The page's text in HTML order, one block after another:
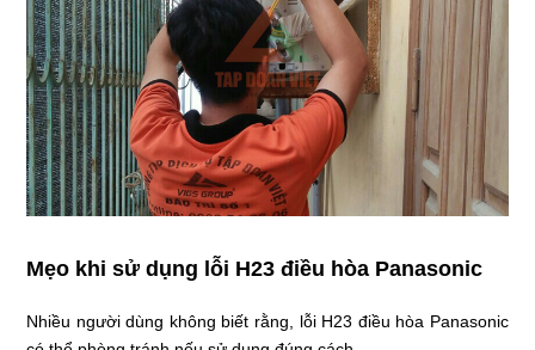
Mẹo khi sử dụng lỗi H23 điều hòa Panasonic
Nhiều người dùng không biết rằng, lỗi H23 điều hòa Panasonic